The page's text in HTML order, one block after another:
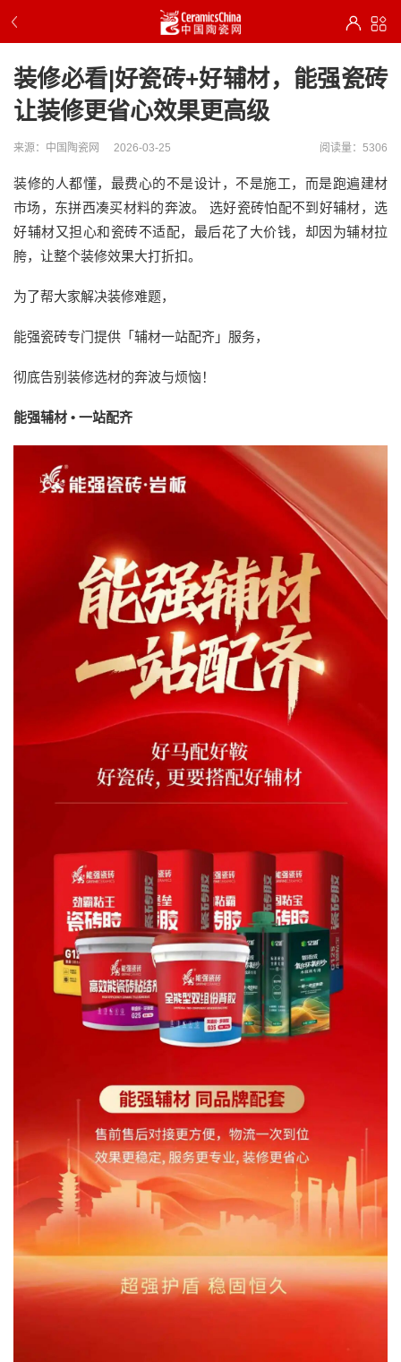
装修必看|好瓷砖+好辅材，能强瓷砖
让装修更省心效果更高级
来源：中国陶瓷网 2026-03-25 阅读量：5306
装修的人都懂，最费心的不是设计，不是施工，而是跑遍建材
市场，东拼西凑买材料的奔波。 选好瓷砖怕配不到好辅材，选
好辅材又担心和瓷砖不适配，最后花了大价钱，却因为辅材拉
胯，让整个装修效果大打折扣。
为了帮大家解决装修难题，
能强瓷砖专门提供「辅材一站配齐」服务，
彻底告别装修选材的奔波与烦恼！
能强辅材 • 一站配齐